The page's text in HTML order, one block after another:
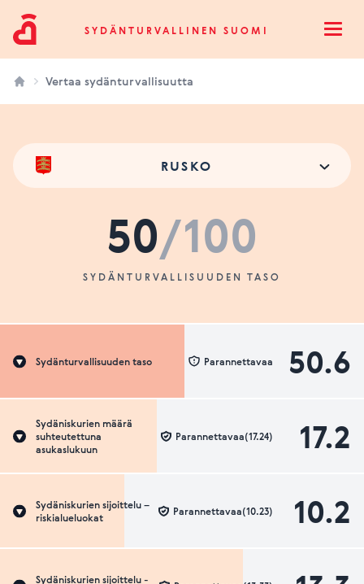
Sydänturvallinen SuomiSYDÄNTURVALLINEN SUOMI
Vertaa sydänturvallisuutta
RUSKO
50/100
SYDÄNTURVALLISUUDEN TASO
Sydänturvallisuuden taso 50.6
Parannettavaa
Sydäniskurien määrä
suhteutettuna
asukaslukuun
17.2
Parannettavaa(17.24)
Sydäniskurien sijoittelu –
riskialueluokat
10.2
Parannettavaa(10.23)
Sydäniskurien sijoittelu -